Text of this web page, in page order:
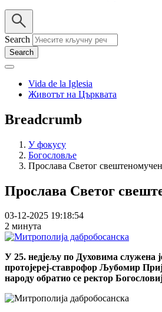
Search
Vida de la Iglesia
Животът на Църквата
Breadcrumb
У фокусу
Богословље
Прослава Светог
Прослава Светог
03-12-2025 19:18:54
2 минута
У 25. недјељу по Духовима служена
протојереј-ставрофор Љубомир
народу обратио се ректор